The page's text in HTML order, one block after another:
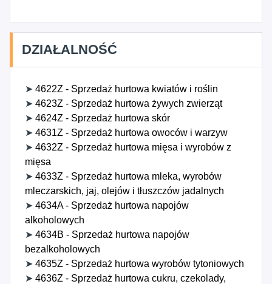
tytoniu i pasz dla zwierząt, 4650Z - Sprzedaż
hurtowa urządzeń technologii informacyjnej i
komunikacyjnej, 4681Z - Sprzedaż hurtowa paliw
stałych, ciekłych, gazowych oraz produktów
metali, 4683Z - Sprzedaż hurtowa drewna,
materiałów budowlanych i wyposażenia
sanitarnego, 4684Z - Sprzedaż hurtowa wyrobów
metalowych oraz sprzętu i dodatkowego
wyposażenia hydraulicznego i grzejnego, 4685A -
Sprzedaż hurtowa chemicznych nawozów i
środków ochrony roślin, 4685B - Pozostała
sprzedaż hurtowa wyrobów chemicznych, 4686Z -
Sprzedaż hurtowa pozostałych półproduktów,
4687Z - Sprzedaż hurtowa odpadów i złomu,
4689Z - Pozostała sprzedaż hurtowa
wyspecjalizowana, gdzie indziej
niesklasyfikowana.
DZIAŁALNOŚĆ
➤ 4622Z - Sprzedaż hurtowa kwiatów i roślin
➤ 4623Z - Sprzedaż hurtowa żywych zwierząt
➤ 4624Z - Sprzedaż hurtowa skór
➤ 4631Z - Sprzedaż hurtowa owoców i warzyw
➤ 4632Z - Sprzedaż hurtowa mięsa i wyrobów z
mięsa
➤ 4633Z - Sprzedaż hurtowa mleka, wyrobów
mleczarskich, jaj, olejów i tłuszczów jadalnych
➤ 4634A - Sprzedaż hurtowa napojów
alkoholowych
➤ 4634B - Sprzedaż hurtowa napojów
bezalkoholowych
➤ 4635Z - Sprzedaż hurtowa wyrobów tytoniowych
➤ 4636Z - Sprzedaż hurtowa cukru, czekolady,